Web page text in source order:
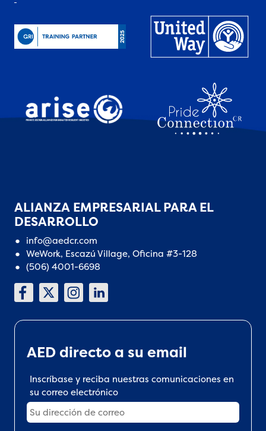
ALIANZA EMPRESARIAL PARA EL
DESARROLLO
info@aedcr.com
WeWork, Escazú Village, Oficina #3-128
(506) 4001-6698
AED directo a su email
Inscríbase y reciba nuestras comunicaciones en
su correo electrónico